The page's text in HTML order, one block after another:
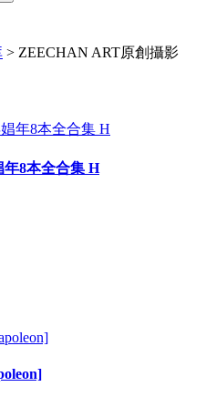
> ZEECHAN ART原創攝影
8本全合集 H